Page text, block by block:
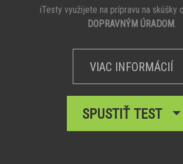
iTesty využijete na prípravu na skúšky
DOPRAVNÝM ÚRADOM.
VIAC INFORMÁCIÍ
SPUSTIŤ TEST